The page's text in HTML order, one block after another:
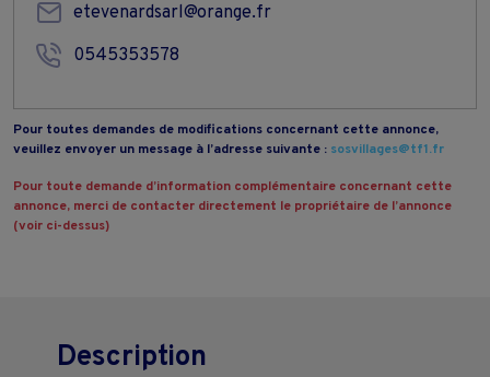
etevenardsarl@orange.fr
0545353578
Pour toutes demandes de modifications concernant cette annonce,
veuillez envoyer un message à l’adresse suivante : sosvillages@tf1.fr
Pour toute demande d’information complémentaire concernant cette
annonce, merci de contacter directement le propriétaire de l’annonce
(voir ci-dessus)
Description